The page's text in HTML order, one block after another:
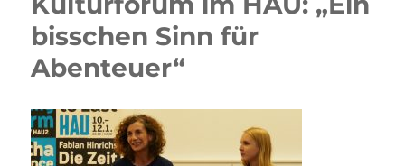
bisschen Sinn für
Abenteuer“